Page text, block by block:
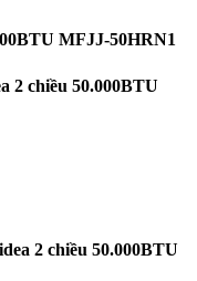
MFJJ-50HRN1
2 chiều 50.000BTU
2 chiều 50.000BTU